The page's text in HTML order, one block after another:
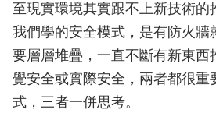
至現實環境其實跟不上新技術的
我們學的安全模式，是有防火牆
要層層堆疊，一直不斷有新東西
覺安全或實際安全，兩者都很重
式，三者一併思考。